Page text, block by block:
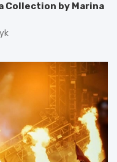
Collection by Marina